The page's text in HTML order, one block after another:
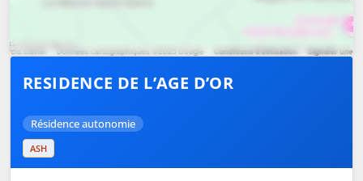
RESIDENCE DE L’AGE D’OR
Résidence autonomie
ASH